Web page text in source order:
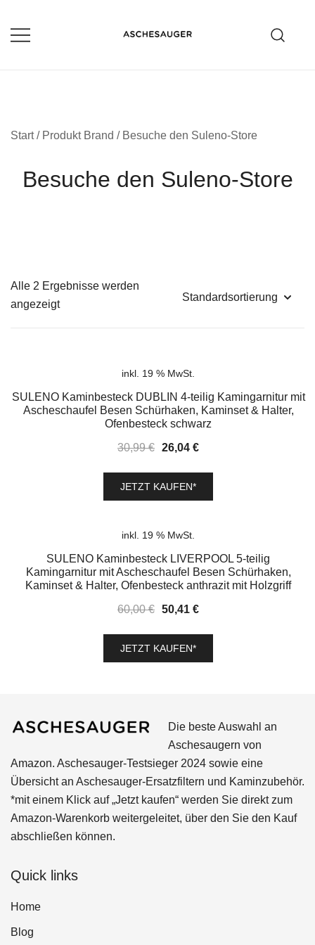
Inhalt
springen
Start/ Produkt Brand / Besuche den Suleno-Store
Besuche den Suleno-Store
Alle 2 Ergebnisse werden
angezeigt
inkl. 19 % MwSt.
SULENO Kaminbesteck DUBLIN 4-teilig Kamingarnitur mit
Ascheschaufel Besen Schürhaken, Kaminset & Halter,
Ofenbesteck schwarz
30,99€ Ursprünglicher
war:
30,99 €
26,04 €Aktueller
26,04 €.
JETZT KAUFEN*
inkl. 19 % MwSt.
SULENO Kaminbesteck LIVERPOOL 5-teilig
Kamingarnitur mit Ascheschaufel Besen Schürhaken,
Kaminset & Halter, Ofenbesteck anthrazit mit Holzgriff
60,00€ Ursprünglicher
war:
60,00 €
50,41 €Aktueller
50,41 €.
JETZT KAUFEN*
Die beste Auswahl an
Aschesaugern von
Amazon. Aschesauger-Testsieger 2024 sowie eine
Übersicht an Aschesauger-Ersatzfiltern und Kaminzubehör.
*mit einem Klick auf „Jetzt kaufen“ werden Sie direkt zum
Amazon-Warenkorb weitergeleitet, über den Sie den Kauf
abschließen können.
Quick links
Home
Blog